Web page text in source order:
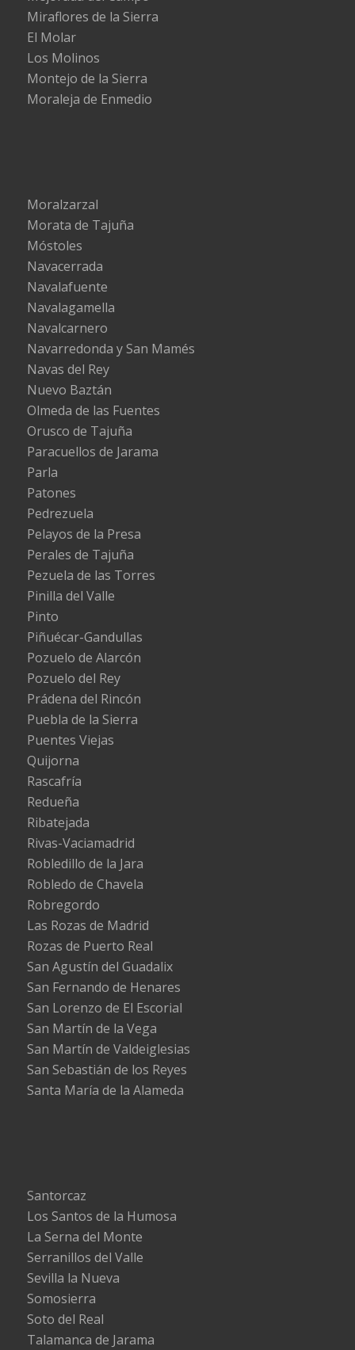
Miraflores de la Sierra
El Molar
Los Molinos
Montejo de la Sierra
Moraleja de Enmedio
Moralzarzal
Morata de Tajuña
Móstoles
Navacerrada
Navalafuente
Navalagamella
Navalcarnero
Navarredonda y San Mamés
Navas del Rey
Nuevo Baztán
Olmeda de las Fuentes
Orusco de Tajuña
Paracuellos de Jarama
Parla
Patones
Pedrezuela
Pelayos de la Presa
Perales de Tajuña
Pezuela de las Torres
Pinilla del Valle
Pinto
Piñuécar-Gandullas
Pozuelo de Alarcón
Pozuelo del Rey
Prádena del Rincón
Puebla de la Sierra
Puentes Viejas
Quijorna
Rascafría
Redueña
Ribatejada
Rivas-Vaciamadrid
Robledillo de la Jara
Robledo de Chavela
Robregordo
Las Rozas de Madrid
Rozas de Puerto Real
San Agustín del Guadalix
San Fernando de Henares
San Lorenzo de El Escorial
San Martín de la Vega
San Martín de Valdeiglesias
San Sebastián de los Reyes
Santa María de la Alameda
Santorcaz
Los Santos de la Humosa
La Serna del Monte
Serranillos del Valle
Sevilla la Nueva
Somosierra
Soto del Real
Talamanca de Jarama